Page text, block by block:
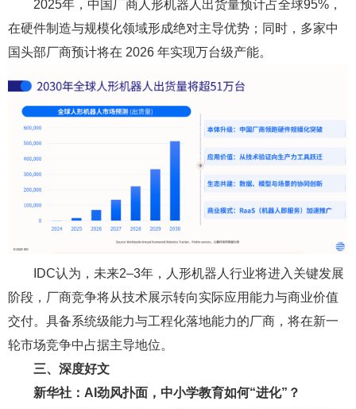
2025年，中国厂商人形机器人出货量预计占全球95%，
在硬件制造与规模化领域形成绝对主导优势；同时，多家中
国头部厂商预计将在 2026 年实现万台级产能。
IDC认为，未来2–3年，人形机器人行业将进入关键发展
阶段，厂商竞争将从技术展示转向实际应用能力与商业价值
交付。具备系统级能力与工程化落地能力的厂商，将在新一
轮市场竞争中占据主导地位。
三、深度好文
新华社：AI劲风扑面，中小学教育如何“进化”？